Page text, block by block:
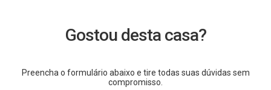
Gostou desta casa?
Preencha o formulário abaixo e tire todas suas dúvidas sem
compromisso.